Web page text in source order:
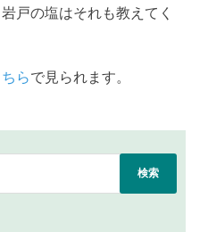
戸の塩はそれも教えてく
らで見られます。